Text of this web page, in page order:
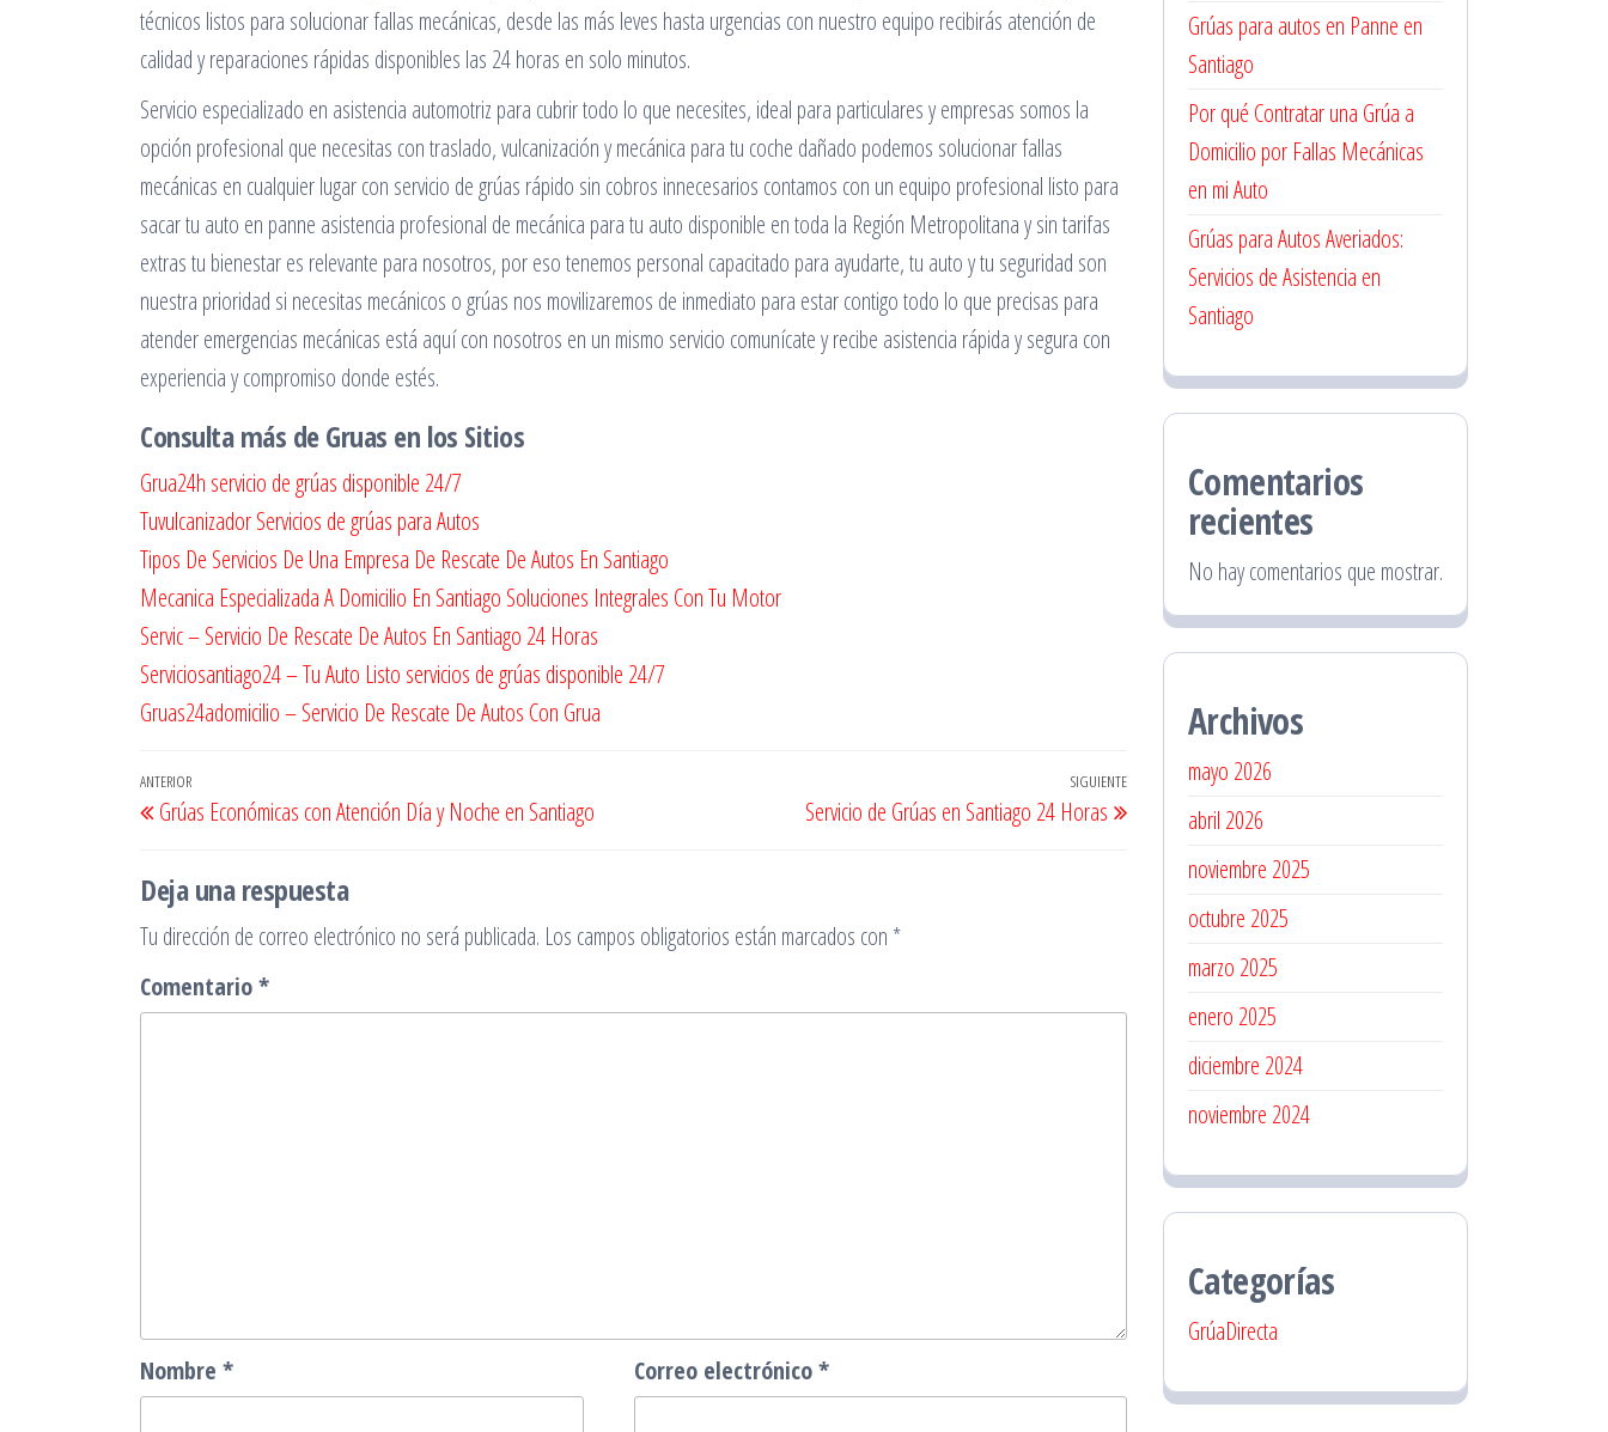
técnicos listos para solucionar fallas mecánicas, desde las más leves hasta urgencias con nuestro equipo recibirás atención de
calidad y reparaciones rápidas disponibles las 24 horas en solo minutos.
Servicio especializado en asistencia automotriz para cubrir todo lo que necesites, ideal para particulares y empresas somos la
opción profesional que necesitas con traslado, vulcanización y mecánica para tu coche dañado podemos solucionar fallas
mecánicas en cualquier lugar con servicio de grúas rápido sin cobros innecesarios contamos con un equipo profesional listo para
sacar tu auto en panne asistencia profesional de mecánica para tu auto disponible en toda la Región Metropolitana y sin tarifas
extras tu bienestar es relevante para nosotros, por eso tenemos personal capacitado para ayudarte, tu auto y tu seguridad son
nuestra prioridad si necesitas mecánicos o grúas nos movilizaremos de inmediato para estar contigo todo lo que precisas para
atender emergencias mecánicas está aquí con nosotros en un mismo servicio comunícate y recibe asistencia rápida y segura con
experiencia y compromiso donde estés.
Consulta más de Gruas en los Sitios
Grua24h servicio de grúas disponible 24/7
Tuvulcanizador Servicios de grúas para Autos
Tipos De Servicios De Una Empresa De Rescate De Autos En Santiago
Mecanica Especializada A Domicilio En Santiago Soluciones Integrales Con Tu Motor
Servic – Servicio De Rescate De Autos En Santiago 24 Horas
Serviciosantiago24 – Tu Auto Listo servicios de grúas disponible 24/7
Gruas24adomicilio – Servicio De Rescate De Autos Con Grua
Navegación
de
entradas
Entrada
anterior
ANTERIOR
Grúas Económicas con Atención Día y Noche en Santiago
Entrada
siguiente
SIGUIENTE
Servicio de Grúas en Santiago 24 Horas
Deja una respuesta
Tu dirección de correo electrónico no será publicada. Los campos obligatorios están marcados con *
Comentario*
Nombre * Correo electrónico*
Grúas para autos en Panne en
Santiago
Por qué Contratar una Grúa a
Domicilio por Fallas Mecánicas
en mi Auto
Grúas para Autos Averiados:
Servicios de Asistencia en
Santiago
Comentarios
recientes
No hay comentarios que mostrar.
Archivos
mayo 2026
abril 2026
noviembre 2025
octubre 2025
marzo 2025
enero 2025
diciembre 2024
noviembre 2024
Categorías
GrúaDirecta